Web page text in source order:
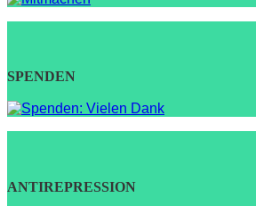
SPENDEN
ANTIREPRESSION